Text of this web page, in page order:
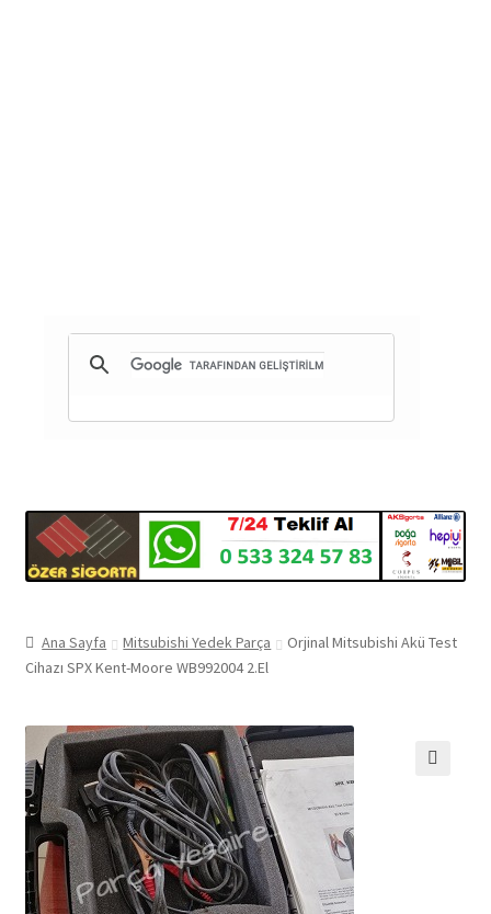
Ana Sayfa Mitsubishi Yedek Parça
Orjinal Mitsubishi Akü Test
Cihazı SPX Kent-Moore WB992004 2.El